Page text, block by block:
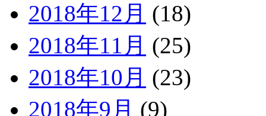
2018年12月 (18)
2018年11月 (25)
2018年10月 (23)
2018年9月 (9)